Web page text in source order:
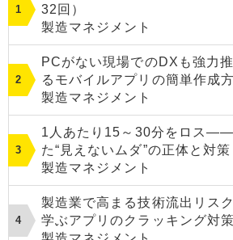
32回）
製造マネジメント
PCがない現場でのDXも強力
るモバイルアプリの簡単作成
製造マネジメント
1人あたり15～30分をロス――
た“見えないムダ”の正体と対策
製造マネジメント
製造業で高まる技術流出リス
学ぶアプリのクラッキング対策